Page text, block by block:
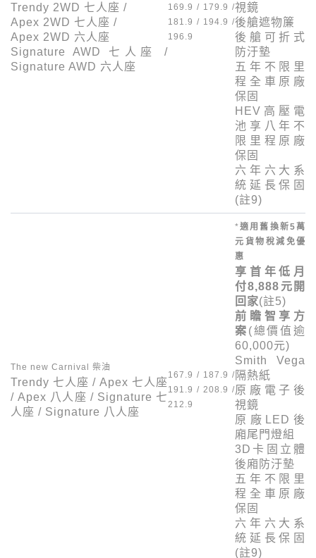
Trendy 2WD 七人座 /
Apex 2WD 七人座 /
Apex 2WD 六人座
Signature AWD
七人座 /
Signature AWD 六人座
169.9 / 179.9 /
181.9 / 194.9 /
196.9
視鏡
後艙遮物簾
後艙可折式
防汙墊
五年不限里
程全車原廠
保固
HEV 高壓電
池享八年不
限里程原廠
保固
六年六大系
統延長保固
(註9)
The new Carnival 柴油
Trendy 七人座 / Apex 七人座
/Apex 八人座 / Signature 七
人座 / Signature 八人座
167.9 / 187.9 /
191.9 / 208.9 /
212.9
*適用舊換新5 萬
元貨物稅減免優
惠
享首年低月
付8,888 元開
回家(註5)
前瞻智享方
案 (總價值逾
60,000元)
Smith Vega
隔熱紙
原廠電子後
視鏡
原廠 LED 後
廂尾門燈組
3D 卡固立體
後廂防汙墊
五年不限里
程全車原廠
保固
六年六大系
統延長保固
(註9)